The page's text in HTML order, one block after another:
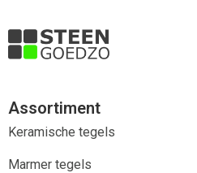
Assortiment
Keramische tegels
Marmer tegels